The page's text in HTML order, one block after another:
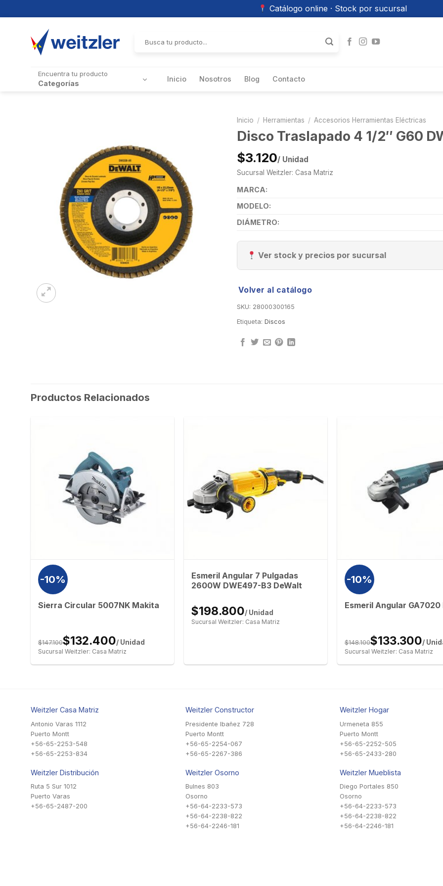
Catálogo online · Stock por sucursal
por:
Encuentra tu producto
Categorías Inicio Nosotros Blog Contacto
Inicio / Herramientas / Accesorios Herramientas Eléctricas
Disco Traslapado 4 1/2″ G60
$3.120/ Unidad
Sucursal Weitzler: Casa Matriz
MARCA:
MODELO:
DIÁMETRO:
Ver stock y precios por sucursal
Volver al catálogo
SKU: 28000300165
Etiqueta: Discos
Productos Relacionados
-10%
Sierra Circular 5007NK Makita
$147.100$132.400/ Unidad
Sucursal Weitzler: Casa Matriz
Esmeril Angular 7 Pulgadas
2600W DWE497-B3 DeWalt
$198.800/ Unidad
Sucursal Weitzler: Casa Matriz
-10%
Esmeril Angular
$148.100$133.300/
Sucursal Weitzler: Casa Matriz
Weitzler Casa Matriz
Antonio Varas 1112
Puerto Montt
+56-65-2253-548
+56-65-2253-834
Weitzler Distribución
Ruta 5 Sur 1012
Puerto Varas
+56-65-2487-200
Weitzler Constructor
Presidente Ibañez 728
Puerto Montt
+56-65-2254-067
+56-65-2267-386
Weitzler Osorno
Bulnes 803
Osorno
+56-64-2233-573
+56-64-2238-822
+56-64-2246-181
Weitzler Hogar
Urmeneta 855
Puerto Montt
+56-65-2252-505
+56-65-2433-280
Weitzler Mueblista
Diego Portales 850
Osorno
+56-64-2233-573
+56-64-2238-822
+56-64-2246-181